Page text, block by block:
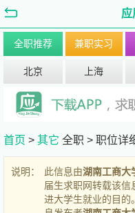
应
全职推荐 兼职实习
北京 上海
首页 > 其它 全职 > 职位详
说明： 此信息由湖南工商大
届生求职网转载该信
进大学生就业的目的